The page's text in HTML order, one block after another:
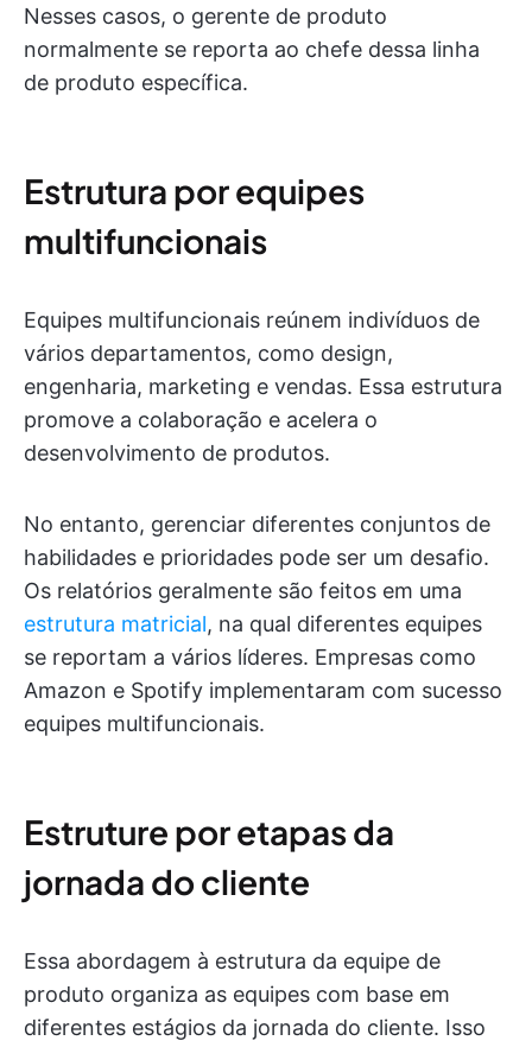
Nesses casos, o gerente de produto
normalmente se reporta ao chefe dessa linha
de produto específica.
Estrutura por equipes
multifuncionais
Equipes multifuncionais reúnem indivíduos de
vários departamentos, como design,
engenharia, marketing e vendas. Essa estrutura
promove a colaboração e acelera o
desenvolvimento de produtos.
No entanto, gerenciar diferentes conjuntos de
habilidades e prioridades pode ser um desafio.
Os relatórios geralmente são feitos em uma
estrutura matricial, na qual diferentes equipes
se reportam a vários líderes. Empresas como
Amazon e Spotify implementaram com sucesso
equipes multifuncionais.
Estruture por etapas da
jornada do cliente
Essa abordagem à estrutura da equipe de
produto organiza as equipes com base em
diferentes estágios da jornada do cliente. Isso